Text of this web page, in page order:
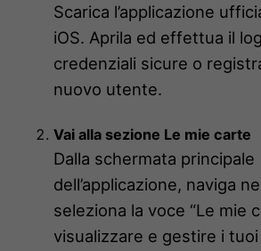
Scarica l’applicazione
iOS. Aprila ed effettua il
credenziali sicure o
nuovo utente.
Vai alla sezione Le mie carte
Dalla schermata principale
dell’applicazione, naviga
seleziona la voce “Le mie
visualizzare e gestire i